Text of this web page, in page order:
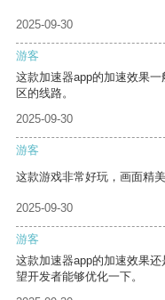
2025-09-30
游客
这款加速器app的加速效果
区的线路。
2025-09-30
游客
这款游戏非常好玩，画面精美
2025-09-30
游客
这款加速器app的加速效果
望开发者能够优化一下。